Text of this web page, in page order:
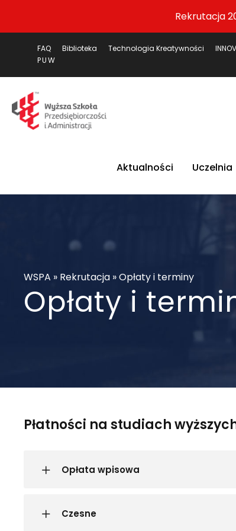
Rekrutacja
FAQ Biblioteka Technologia Kreatywności
PUW
Aktualności Uczelnia
WSPA » Rekrutacja »Opłaty i terminy
Opłaty i
Płatności na studiach
Opłata wpisowa
Czesne